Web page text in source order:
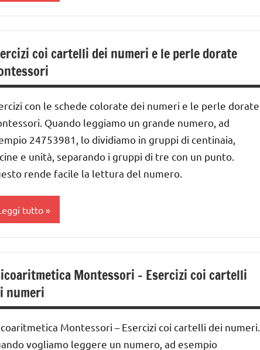
GLI
ETA'
GLI
GLI
ETA'
GLI
coi cartelli dei numeri e le perle dorate
con le schede colorate dei numeri e le perle dorate
Quando leggiamo un grande numero, ad
24753981, lo dividiamo in gruppi di centinaia,
e unità, separando i gruppi di tre con un punto.
rende facile la lettura del numero.
tutto
classe
ai
Montessori – Esercizi coi cartelli
numeri
Montessori – Esercizi coi cartelli dei numeri.
vogliamo leggere un numero, ad esempio